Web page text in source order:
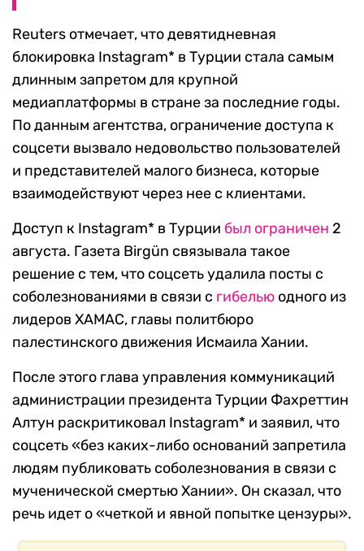
Reuters отмечает, что девятидневная
блокировка Instagram* в Турции стала самым
длинным запретом для крупной
медиаплатформы в стране за последние годы.
По данным агентства, ограничение доступа к
соцсети вызвало недовольство пользователей
и представителей малого бизнеса, которые
взаимодействуют через нее с клиентами.
Доступ к Instagram* в Турции был ограничен 2
августа. Газета Birgün связывала такое
решение с тем, что соцсеть удалила посты с
соболезнованиями в связи с гибелью одного из
лидеров ХАМАС, главы политбюро
палестинского движения Исмаила Хании.
После этого глава управления коммуникаций
администрации президента Турции Фахреттин
Алтун раскритиковал Instagram* и заявил, что
соцсеть «без каких-либо оснований запретила
людям публиковать соболезнования в связи с
мученической смертью Хании». Он сказал, что
речь идет о «четкой и явной попытке цензуры».